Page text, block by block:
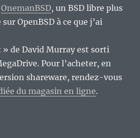
OnemanBSD, un BSD libre plus
OpenBSD à ce que j’ai
» de David Murray est sorti
Pour l’acheter, en
shareware, rendez-vous
du magasin en ligne.